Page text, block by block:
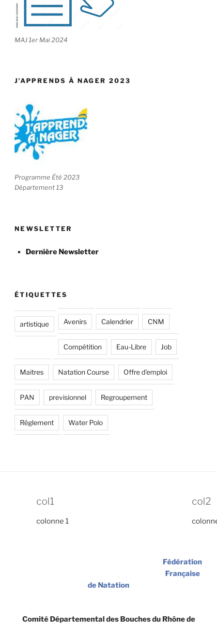
MAJ 1er Mai 2024
J’APPRENDS À NAGER 2023
Programme Été 2023
Département 13
NEWSLETTER
Dernière Newsletter
ÉTIQUETTES
artistique Avenirs Calendrier CNM
Compétition Eau-Libre Job
Maitres Natation Course Offre d'emploi
PAN previsionnel Regroupement
Règlement Water Polo
col1
colonne 1
col2
Fédération
Française
de Natation
Comité Départemental des Bouches du Rhône de